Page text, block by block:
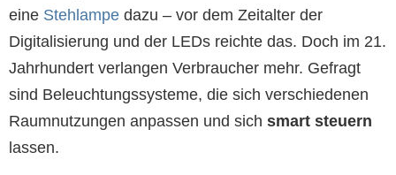
eine Stehlampe dazu – vor dem Zeitalter der
Digitalisierung und der LEDs reichte das. Doch im 21.
Jahrhundert verlangen Verbraucher mehr. Gefragt
sind Beleuchtungssysteme, die sich verschiedenen
Raumnutzungen anpassen und sich smart steuern
lassen.